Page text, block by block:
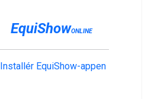
EquiShowONLINE
Installér EquiShow-appen